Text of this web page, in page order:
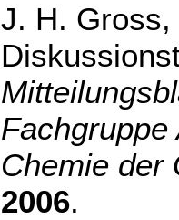
J. H. Gross,
Chemie der
2006.